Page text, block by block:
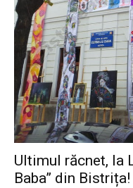
Ultimul răcnet, la
Baba” din Bistrița!